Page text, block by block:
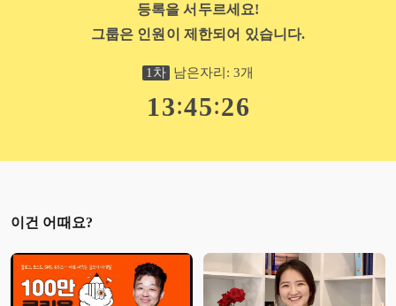
등록을 서두르세요!
그룹은 인원이 제한되어 있습니다.
1 차 남은자리: 3개
13:45:25
이건 어때요?